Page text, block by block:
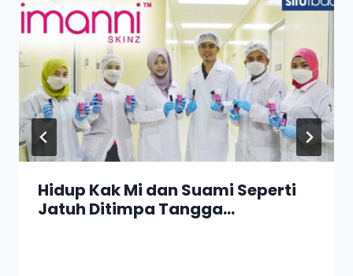
Hidup Kak Mi dan Suami Seperti
Jatuh Ditimpa Tangga…